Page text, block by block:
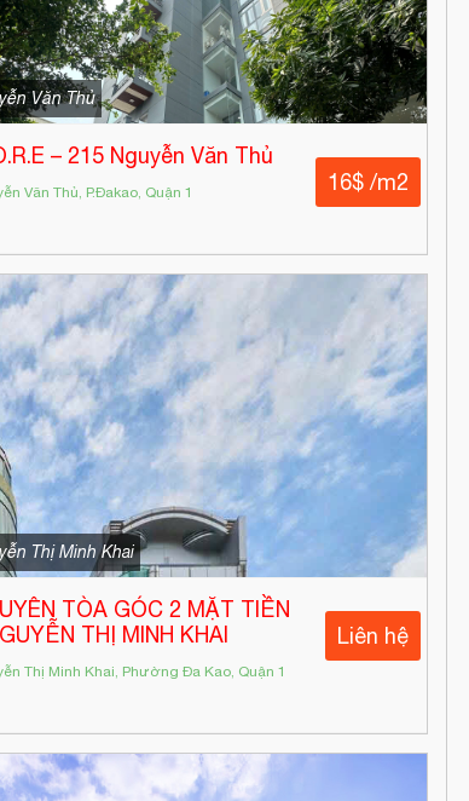
Văn Thủ
– 215 Nguyễn Văn Thủ
Văn Thủ, P.Đakao, Quận 1 16$ /m2
Thị Minh Khai
TÒA GÓC 2 MẶT TIỀN
THỊ MINH KHAI
Thị Minh Khai, Phường Đa Kao, Quận 1
Liên hệ